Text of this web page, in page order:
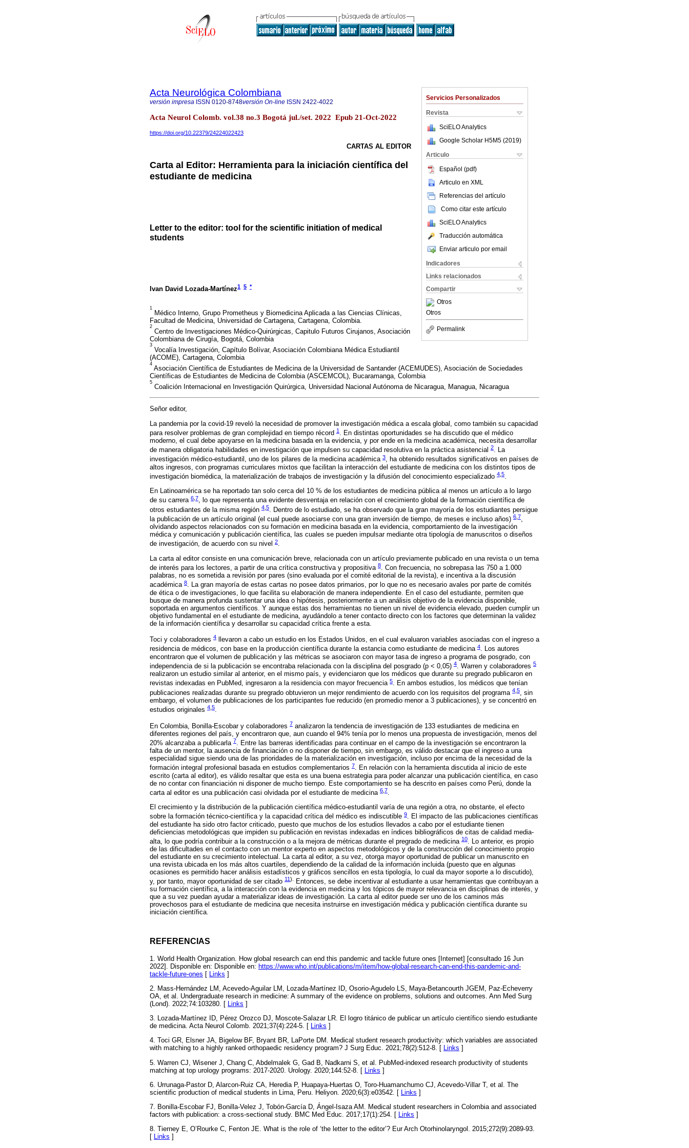
Servicios Personalizados
Revista
SciELO Analytics
Google Scholar H5M5 (2019)
Articulo
Español (pdf)
Articulo en XML
Referencias del artículo
Como citar este artículo
SciELO Analytics
Traducción automática
Enviar articulo por email
Indicadores
Links relacionados
Compartir
Otros
Otros
Permalink
Acta Neurológica Colombiana
versión impresa ISSN 0120-8748versión On-line ISSN 2422-4022
Acta Neurol Colomb. vol.38 no.3 Bogotá jul./set. 2022 Epub 21-Oct-2022
https://doi.org/10.22379/24224022423
CARTAS AL EDITOR
Carta al Editor: Herramienta para la iniciación científica del
estudiante de medicina
Letter to the editor: tool for the scientific initiation of medical
students
Ivan David Lozada-Martínez1 5 *
1
Médico Interno, Grupo Prometheus y Biomedicina Aplicada a las Ciencias Clínicas,
Facultad de Medicina, Universidad de Cartagena, Cartagena, Colombia.
2
Centro de Investigaciones Médico-Quirúrgicas, Capitulo Futuros Cirujanos, Asociación
Colombiana de Cirugía, Bogotá, Colombia
3
Vocalía Investigación, Capítulo Bolívar, Asociación Colombiana Médica Estudiantil
(ACOME), Cartagena, Colombia
4
Asociación Científica de Estudiantes de Medicina de la Universidad de Santander (ACEMUDES), Asociación de Sociedades
Científicas de Estudiantes de Medicina de Colombia (ASCEMCOL), Bucaramanga, Colombia
5
Coalición Internacional en Investigación Quirúrgica, Universidad Nacional Autónoma de Nicaragua, Managua, Nicaragua
Señor editor,
La pandemia por la covid-19 reveló la necesidad de promover la investigación médica a escala global, como también su capacidad
para resolver problemas de gran complejidad en tiempo récord 1
. En distintas oportunidades se ha discutido que el médico
moderno, el cual debe apoyarse en la medicina basada en la evidencia, y por ende en la medicina académica, necesita desarrollar
de manera obligatoria habilidades en investigación que impulsen su capacidad resolutiva en la práctica asistencial 2. La
investigación médico-estudiantil, uno de los pilares de la medicina académica 3, ha obtenido resultados significativos en países de
altos ingresos, con programas curriculares mixtos que facilitan la interacción del estudiante de medicina con los distintos tipos de
investigación biomédica, la materialización de trabajos de investigación y la difusión del conocimiento especializado 4 5.
En Latinoamérica se ha reportado tan solo cerca del 10 % de los estudiantes de medicina pública al menos un artículo a lo largo
de su carrera 6 7, lo que representa una evidente desventaja en relación con el crecimiento global de la formación científica de
otros estudiantes de la misma región 4 5. Dentro de lo estudiado, se ha observado que la gran mayoría de los estudiantes persigue
la publicación de un artículo original (el cual puede asociarse con una gran inversión de tiempo, de meses e incluso años) 6 7,
olvidando aspectos relacionados con su formación en medicina basada en la evidencia, comportamiento de la investigación
médica y comunicación y publicación científica, las cuales se pueden impulsar mediante otra tipología de manuscritos o diseños
de investigación, de acuerdo con su nivel 2.
La carta al editor consiste en una comunicación breve, relacionada con un artículo previamente publicado en una revista o un tema
de interés para los lectores, a partir de una crítica constructiva y propositiva 8. Con frecuencia, no sobrepasa las 750 a 1.000
palabras, no es sometida a revisión por pares (sino evaluada por el comité editorial de la revista), e incentiva a la discusión
académica 8. La gran mayoría de estas cartas no posee datos primarios, por lo que no es necesario avales por parte de comités
de ética o de investigaciones, lo que facilita su elaboración de manera independiente. En el caso del estudiante, permiten que
busque de manera profunda sustentar una idea o hipótesis, posteriormente a un análisis objetivo de la evidencia disponible,
soportada en argumentos científicos. Y aunque estas dos herramientas no tienen un nivel de evidencia elevado, pueden cumplir un
objetivo fundamental en el estudiante de medicina, ayudándolo a tener contacto directo con los factores que determinan la validez
de la información científica y desarrollar su capacidad crítica frente a esta.
Toci y colaboradores 4
llevaron a cabo un estudio en los Estados Unidos, en el cual evaluaron variables asociadas con el ingreso a
residencia de médicos, con base en la producción científica durante la estancia como estudiante de medicina 4. Los autores
encontraron que el volumen de publicación y las métricas se asociaron con mayor tasa de ingreso a programa de posgrado, con
independencia de si la publicación se encontraba relacionada con la disciplina del posgrado (p < 0,05) 4. Warren y colaboradores 5
realizaron un estudio similar al anterior, en el mismo país, y evidenciaron que los médicos que durante su pregrado publicaron en
revistas indexadas en PubMed, ingresaron a la residencia con mayor frecuencia 5. En ambos estudios, los médicos que tenían
publicaciones realizadas durante su pregrado obtuvieron un mejor rendimiento de acuerdo con los requisitos del programa 4 5
, sin
embargo, el volumen de publicaciones de los participantes fue reducido (en promedio menor a 3 publicaciones), y se concentró en
estudios originales 4 5.
En Colombia, Bonilla-Escobar y colaboradores 7 analizaron la tendencia de investigación de 133 estudiantes de medicina en
diferentes regiones del país, y encontraron que, aun cuando el 94% tenía por lo menos una propuesta de investigación, menos del
20% alcanzaba a publicarla 7. Entre las barreras identificadas para continuar en el campo de la investigación se encontraron la
falta de un mentor, la ausencia de financiación o no disponer de tiempo, sin embargo, es válido destacar que el ingreso a una
especialidad sigue siendo una de las prioridades de la materialización en investigación, incluso por encima de la necesidad de la
formación integral profesional basada en estudios complementarios 7. En relación con la herramienta discutida al inicio de este
escrito (carta al editor), es válido resaltar que esta es una buena estrategia para poder alcanzar una publicación científica, en caso
de no contar con financiación ni disponer de mucho tiempo. Este comportamiento se ha descrito en países como Perú, donde la
carta al editor es una publicación casi olvidada por el estudiante de medicina 6 7.
El crecimiento y la distribución de la publicación científica médico-estudiantil varía de una región a otra, no obstante, el efecto
sobre la formación técnico-científica y la capacidad crítica del médico es indiscutible 9. El impacto de las publicaciones científicas
del estudiante ha sido otro factor criticado, puesto que muchos de los estudios llevados a cabo por el estudiante tienen
deficiencias metodológicas que impiden su publicación en revistas indexadas en índices bibliográficos de citas de calidad media-
alta, lo que podría contribuir a la construcción o a la mejora de métricas durante el pregrado de medicina 10. Lo anterior, es propio
de las dificultades en el contacto con un mentor experto en aspectos metodológicos y de la construcción del conocimiento propio
del estudiante en su crecimiento intelectual. La carta al editor, a su vez, otorga mayor oportunidad de publicar un manuscrito en
una revista ubicada en los más altos cuartiles, dependiendo de la calidad de la información incluida (puesto que en algunas
ocasiones es permitido hacer análisis estadísticos y gráficos sencillos en esta tipología, lo cual da mayor soporte a lo discutido),
y, por tanto, mayor oportunidad de ser citado 11).
Entonces, se debe incentivar al estudiante a usar herramientas que contribuyan a
su formación científica, a la interacción con la evidencia en medicina y los tópicos de mayor relevancia en disciplinas de interés, y
que a su vez puedan ayudar a materializar ideas de investigación. La carta al editor puede ser uno de los caminos más
provechosos para el estudiante de medicina que necesita instruirse en investigación médica y publicación científica durante su
iniciación científica.
REFERENCIAS
1. World Health Organization. How global research can end this pandemic and tackle future ones [Internet] [consultado 16 Jun
2022]. Disponible en: Disponible en: https://www.who.int/publications/m/item/how-global-research-can-end-this-pandemic-and-
tackle-future-ones [ Links ]
2. Mass-Hernández LM, Acevedo-Aguilar LM, Lozada-Martínez ID, Osorio-Agudelo LS, Maya-Betancourth JGEM, Paz-Echeverry
OA, et al. Undergraduate research in medicine: A summary of the evidence on problems, solutions and outcomes. Ann Med Surg
(Lond). 2022;74:103280. [
Links ]
3. Lozada-Martínez ID, Pérez Orozco DJ, Moscote-Salazar LR. El logro titánico de publicar un artículo científico siendo estudiante
de medicina. Acta Neurol Colomb. 2021;37(4):224-5. [ Links ]
4. Toci GR, Elsner JA, Bigelow BF, Bryant BR, LaPorte DM. Medical student research productivity: which variables are associated
with matching to a highly ranked orthopaedic residency program? J Surg Educ. 2021;78(2):512-8. [ Links ]
5. Warren CJ, Wisener J, Chang C, Abdelmalek G, Gad B, Nadkarni S, et al. PubMed-indexed research productivity of students
matching at top urology programs: 2017-2020. Urology. 2020;144:52-8. [ Links ]
6. Urrunaga-Pastor D, Alarcon-Ruiz CA, Heredia P, Huapaya-Huertas O, Toro-Huamanchumo CJ, Acevedo-Villar T, et al. The
scientific production of medical students in Lima, Peru. Heliyon. 2020;6(3):e03542. [ Links ]
7. Bonilla-Escobar FJ, Bonilla-Velez J, Tobón-García D, Ángel-Isaza AM. Medical student researchers in Colombia and associated
factors with publication: a cross-sectional study. BMC Med Educ. 2017;17(1):254. [
Links ]
8. Tierney E, O’Rourke C, Fenton JE. What is the role of ‘the letter to the editor’? Eur Arch Otorhinolaryngol. 2015;272(9):2089-93.
[ Links ]